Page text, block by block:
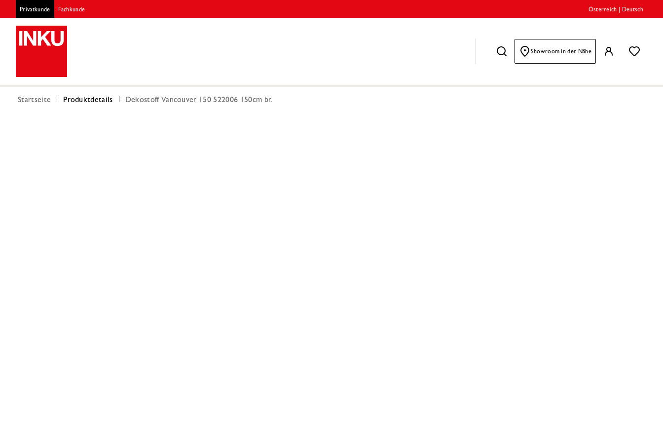
Privatkunde Fachkunde Österreich Deutsch
Showroom in der Nähe
Startseite Produktdetails Dekostoff Vancouver 150 522006 150cm br.